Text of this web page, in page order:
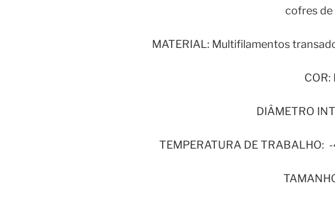
cofres
MATERIAL: Multifilamentos
COR:
DIÂMETRO
TEMPERATURA DE